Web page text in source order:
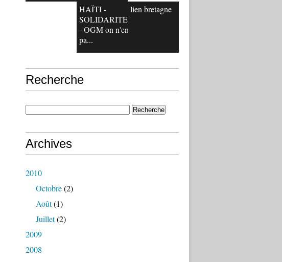
HAÏTI -
SOLIDARITE
- OGM on n'en
pa...
lien bretagne
Recherche
Archives
2010
Octobre(2)
Août(1)
Juillet(2)
2009
2008